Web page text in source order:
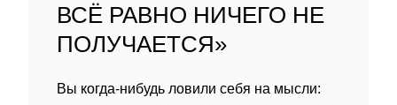
ВСЁ РАВНО НИЧЕГО НЕ
ПОЛУЧАЕТСЯ»
Вы когда-нибудь ловили себя на мысли: